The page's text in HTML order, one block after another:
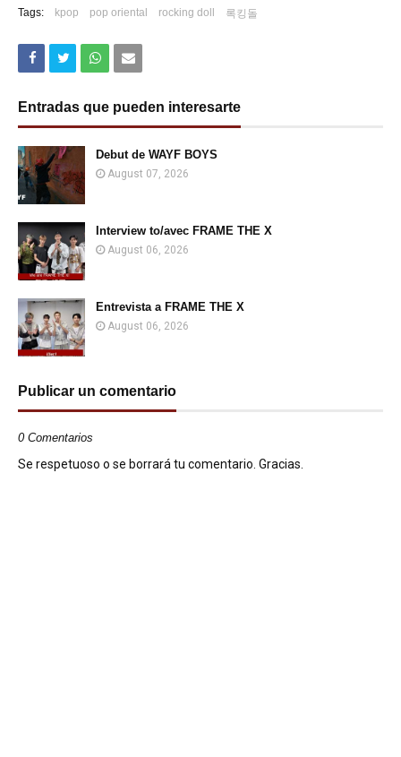
Tags: kpop pop oriental rocking doll 록킹돌
Entradas que pueden interesarte
Debut de WAYF BOYS
August 07, 2026
Interview to/avec FRAME THE X
August 06, 2026
Entrevista a FRAME THE X
August 06, 2026
Publicar un comentario
0 Comentarios
Se respetuoso o se borrará tu comentario. Gracias.